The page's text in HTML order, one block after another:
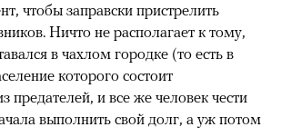
чтобы заправски пристрелить
Ничто не располагает к тому,
в чахлом городке (то есть в
которого состоит
предателей, и все же человек чести
выполнить свой долг, а уж потом